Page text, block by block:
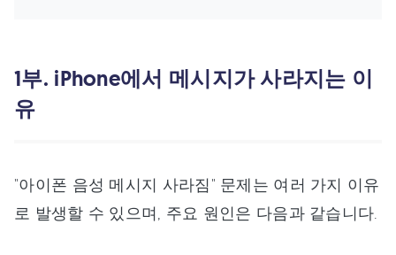
1부. iPhone에서 메시지가 사라지는 이
유
"아이폰 음성 메시지 사라짐" 문제는 여러 가지 이유
로 발생할 수 있으며, 주요 원인은 다음과 같습니다.